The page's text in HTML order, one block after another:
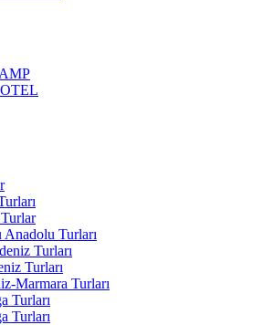
Turları
Turları
Turları
Marmara Turları
Turları
Turları